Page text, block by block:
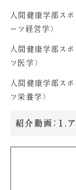
人間健康学部ス
ーツ経営学）
人間健康学部ス
ツ医学）
人間健康学部ス
ツ栄養学）
紹介動画：1.